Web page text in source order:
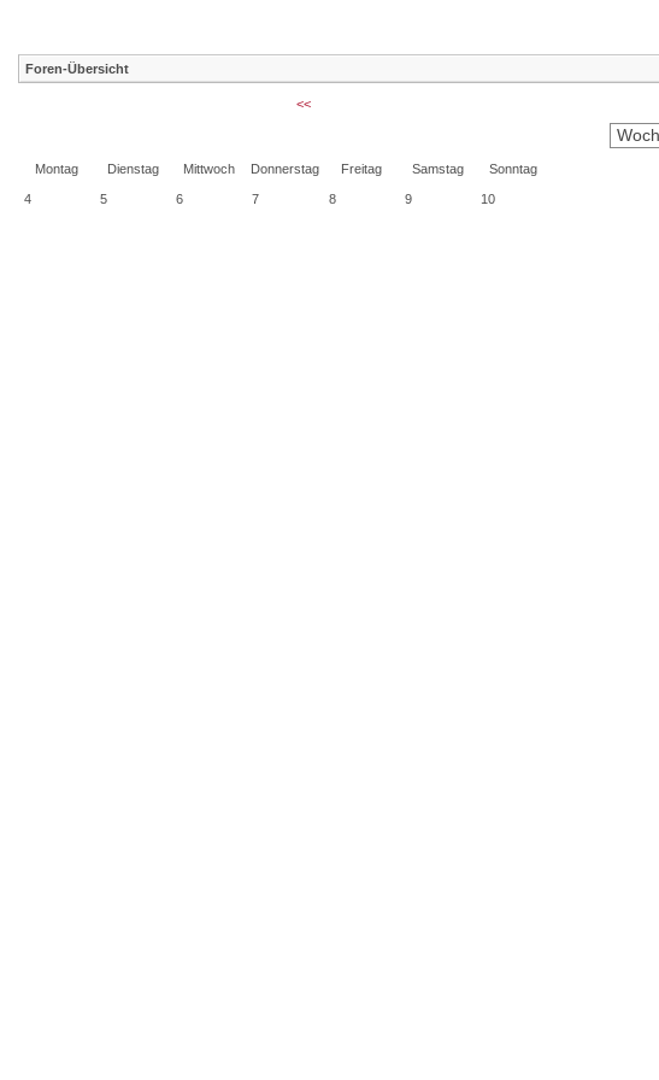
Foren-Übersicht
<<
Montag Dienstag Mittwoch Donnerstag Freitag Samstag Sonntag
4 5 6 7 8 9 10